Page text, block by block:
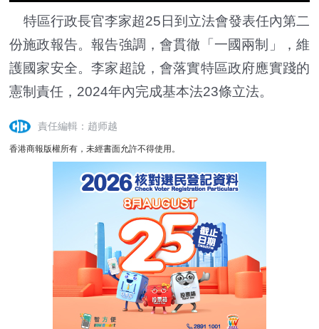
特區行政長官李家超25日到立法會發表任內第二
份施政報告。報告強調，會貫徹「一國兩制」，維
護國家安全。李家超說，會落實特區政府應實踐的
憲制責任，2024年內完成基本法23條立法。
責任編輯：趙师越
香港商報版權所有，未經書面允許不得使用。